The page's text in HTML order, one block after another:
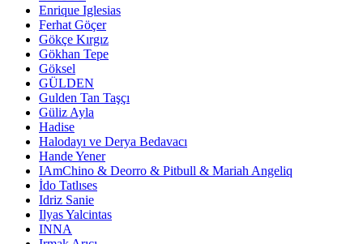
Enrique Iglesias
Ferhat Göçer
Gökçe Kırgız
Gökhan Tepe
Göksel
GÜLDEN
Gulden Tan Taşçı
Güliz Ayla
Hadise
Halodayı ve Derya Bedavacı
Hande Yener
IAmChino & Deorro & Pitbull & Mariah Angeliq
İdo Tatlıses
Idriz Sanie
Ilyas Yalcintas
INNA